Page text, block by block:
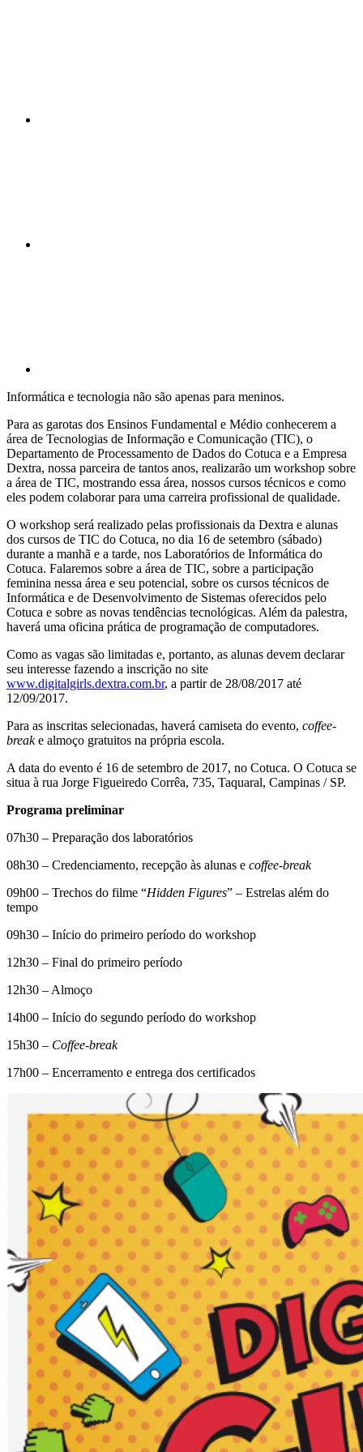
Informática e tecnologia não são apenas para meninos.
Para as garotas dos Ensinos Fundamental e Médio conhecerem a
área de Tecnologias de Informação e Comunicação (TIC), o
Departamento de Processamento de Dados do Cotuca e a Empresa
Dextra, nossa parceira de tantos anos, realizarão um workshop sobre
a área de TIC, mostrando essa área, nossos cursos técnicos e como
eles podem colaborar para uma carreira profissional de qualidade.
O workshop será realizado pelas profissionais da Dextra e alunas
dos cursos de TIC do Cotuca, no dia 16 de setembro (sábado)
durante a manhã e a tarde, nos Laboratórios de Informática do
Cotuca. Falaremos sobre a área de TIC, sobre a participação
feminina nessa área e seu potencial, sobre os cursos técnicos de
Informática e de Desenvolvimento de Sistemas oferecidos pelo
Cotuca e sobre as novas tendências tecnológicas. Além da palestra,
haverá uma oficina prática de programação de computadores.
Como as vagas são limitadas e, portanto, as alunas devem declarar
seu interesse fazendo a inscrição no site
www.digitalgirls.dextra.com.br, a partir de 28/08/2017 até
12/09/2017.
Para as inscritas selecionadas, haverá camiseta do evento, coffee-
breake almoço gratuitos na própria escola.
A data do evento é 16 de setembro de 2017, no Cotuca. O Cotuca se
situa à rua Jorge Figueiredo Corrêa, 735, Taquaral, Campinas / SP.
Programa preliminar
07h30 – Preparação dos laboratórios
08h30 – Credenciamento, recepção às alunas e coffee-break
09h00 – Trechos do filme “Hidden Figures” – Estrelas além do
tempo
09h30 – Início do primeiro período do workshop
12h30 – Final do primeiro período
12h30 – Almoço
14h00 – Início do segundo período do workshop
15h30 – Coffee-break
17h00 – Encerramento e entrega dos certificados